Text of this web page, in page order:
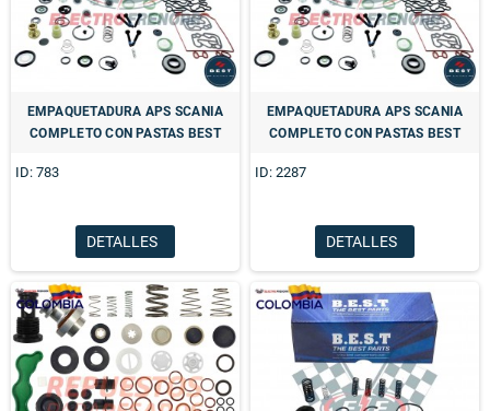
EMPAQUETADURA APS SCANIA
COMPLETO CON PASTAS BEST
ID: 783
DETALLES
EMPAQUETADURA APS SCANIA
COMPLETO CON PASTAS BEST
ID: 2287
DETALLES